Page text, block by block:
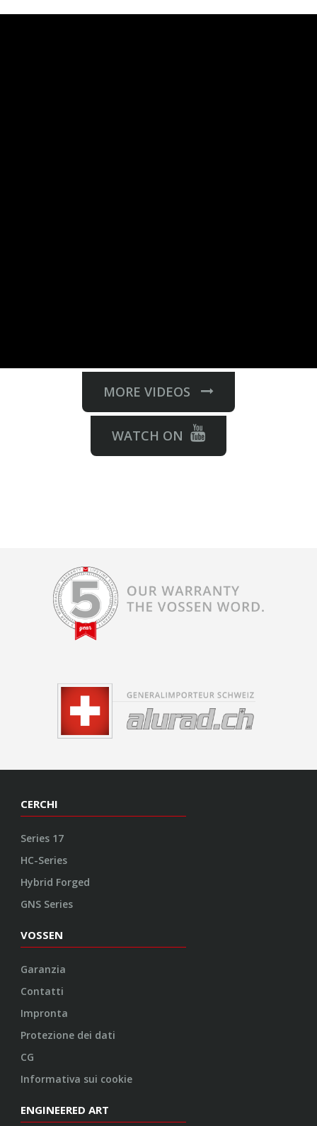
MORE VIDEOS
WATCH ON
CERCHI
Series 17
HC-Series
Hybrid Forged
GNS Series
VOSSEN
Garanzia
Contatti
Impronta
Protezione dei dati
CG
Informativa sui cookie
ENGINEERED ART